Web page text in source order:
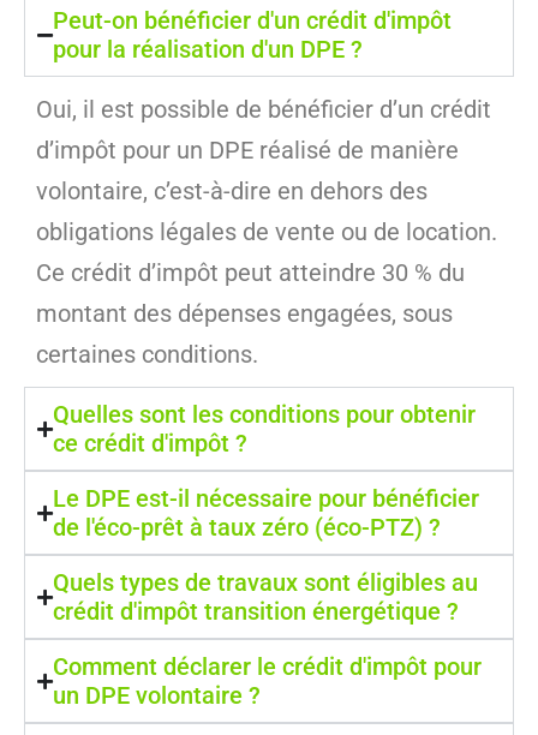
Peut-on bénéficier d'un crédit d'impôt
pour la réalisation d'un DPE ?
Oui, il est possible de bénéficier d’un crédit
d’impôt pour un DPE réalisé de manière
volontaire, c’est-à-dire en dehors des
obligations légales de vente ou de location.
Ce crédit d’impôt peut atteindre 30 % du
montant des dépenses engagées, sous
certaines conditions.
Quelles sont les conditions pour obtenir
ce crédit d'impôt ?
Le DPE est-il nécessaire pour bénéficier
de l'éco-prêt à taux zéro (éco-PTZ) ?
Quels types de travaux sont éligibles au
crédit d'impôt transition énergétique ?
Comment déclarer le crédit d'impôt pour
un DPE volontaire ?